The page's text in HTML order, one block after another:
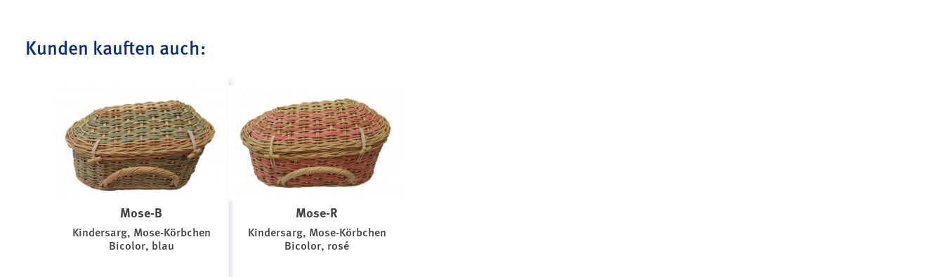
Kunden kauften auch:
Mose-B
Kindersarg, Mose-Körbchen
Bicolor, blau
Mose-R
Kindersarg, Mose-Körbchen
Bicolor, rosé